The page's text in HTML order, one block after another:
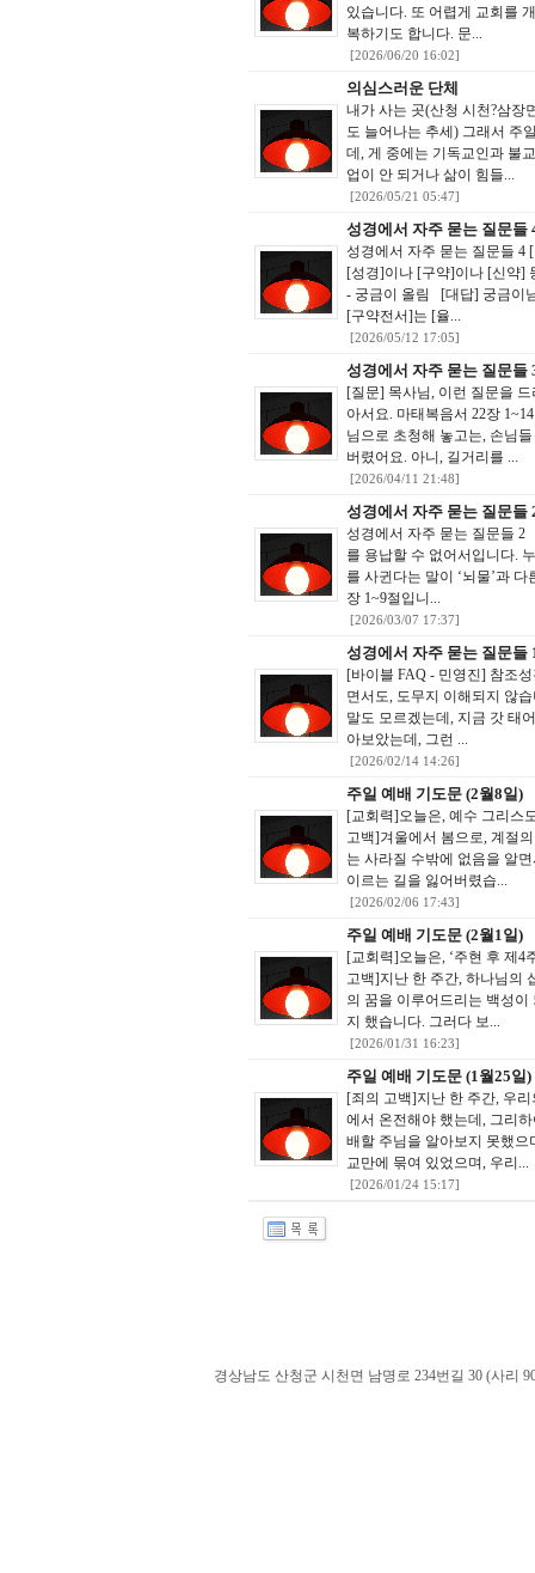
있습니다. 또 어렵게 교회를
복하기도 합니다. 문...
[2026/06/20 16:02]
의심스러운 단체
내가 사는 곳(산청 시천?삼장
도 늘어나는 추세) 그래서 주
데, 게 중에는 기독교인과 불
업이 안 되거나 삶이 힘들...
[2026/05/21 05:47]
성경에서 자주 묻는 질문들
성경에서 자주 묻는 질문들 4
[성경]이나 [구약]이나 [신약]
- 궁금이 올림 [대답] 궁금이
[구약전서]는 [율...
[2026/05/12 17:05]
성경에서 자주 묻는 질문들
[질문] 목사님, 이런 질문을
아서요. 마태복음서 22장
님으로 초청해 놓고는, 손님
버렸어요. 아니, 길거리를 ...
[2026/04/11 21:48]
성경에서 자주 묻는 질문들
성경에서 자주 묻는 질문들 2
를 용납할 수 없어서입니다.
를 사귄다는 말이 ‘뇌물’과
장 1~9절입니...
[2026/03/07 17:37]
성경에서 자주 묻는 질문들
[바이블 FAQ - 민영진] 참조
면서도, 도무지 이해되지 않
말도 모르겠는데, 지금 갓 태
아보았는데, 그런 ...
[2026/02/14 14:26]
주일 예배 기도문 (2월8일)
[교회력]오늘은, 예수 그리스
고백]겨울에서 봄으로, 계절
는 사라질 수밖에 없음을 알
이르는 길을 잃어버렸습...
[2026/02/06 17:43]
주일 예배 기도문 (2월1일)
[교회력]오늘은, ‘주현 후 제4
고백]지난 한 주간, 하나님의
의 꿈을 이루어드리는 백성
지 했습니다. 그러다 보...
[2026/01/31 16:23]
주일 예배 기도문 (1월25일)
[죄의 고백]지난 한 주간, 우
에서 온전해야 했는데, 그리
배할 주님을 알아보지 못했
교만에 묶여 있었으며, 우리...
[2026/01/24 15:17]
경상남도 산청군 시천면 남명로 234번길 30 (사리